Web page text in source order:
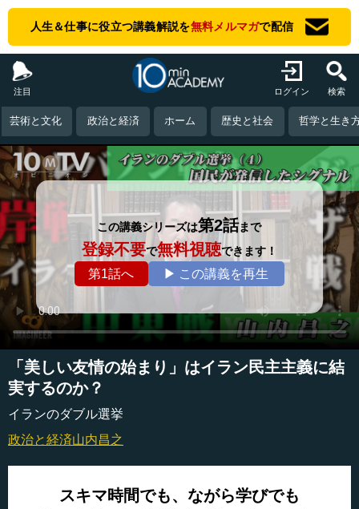
人生＆仕事に役立つ講義解説を無料メルマガで配信
注目 ログイン 検索
芸術と文化 政治と経済 ホーム 歴史と社会 哲学と生き
この講義シリーズは第2話まで
登録不要で無料視聴できます！
第1話へ ▶ この講義を再生
「美しい友情の始まり」はイラン民主主義に結
実するのか？
イランのダブル選挙
政治と経済山内昌之
スキマ時間でも、ながら学びでも